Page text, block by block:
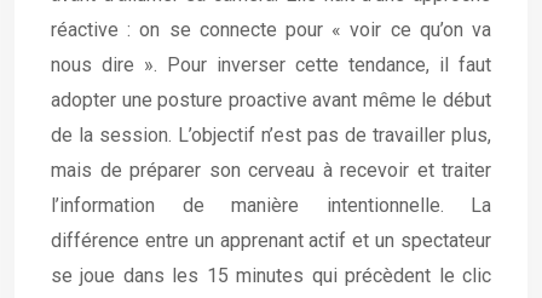
réactive : on se connecte pour « voir ce qu’on va
nous dire ». Pour inverser cette tendance, il faut
adopter une posture proactive avant même le début
de la session. L’objectif n’est pas de travailler plus,
mais de préparer son cerveau à recevoir et traiter
l’information de manière intentionnelle. La
différence entre un apprenant actif et un spectateur
se joue dans les 15 minutes qui précèdent le clic